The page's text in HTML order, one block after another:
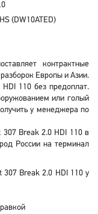
(DW10ATED)
контрактные
Европы и Азии.
110 без предоплат.
или голый
у менеджера по
Break 2.0 HDI 110 в
России на терминал
307 Break 2.0 HDI 110 у